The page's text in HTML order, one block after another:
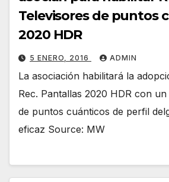
Televisores de puntos
2020 HDR
5 ENERO, 2016 ADMIN
La asociación habilitará la
Rec. Pantallas 2020 HDR con
de puntos cuánticos de perfil
eficaz Source: MW